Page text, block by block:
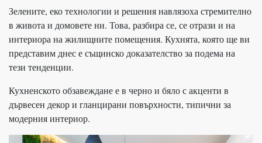
Зелените, еко технологии и решения навлязоха стремително
в живота и домовете ни. Това, разбира се, се отрази и на
интериора на жилищните помещения. Кухнята, която ще ви
представим днес е същинско доказателство за подема на
тези тенденции.
Кухненското обзавеждане е в черно и бяло с акценти в
дървесен декор и гланцирани повърхности, типични за
модерния интериор.